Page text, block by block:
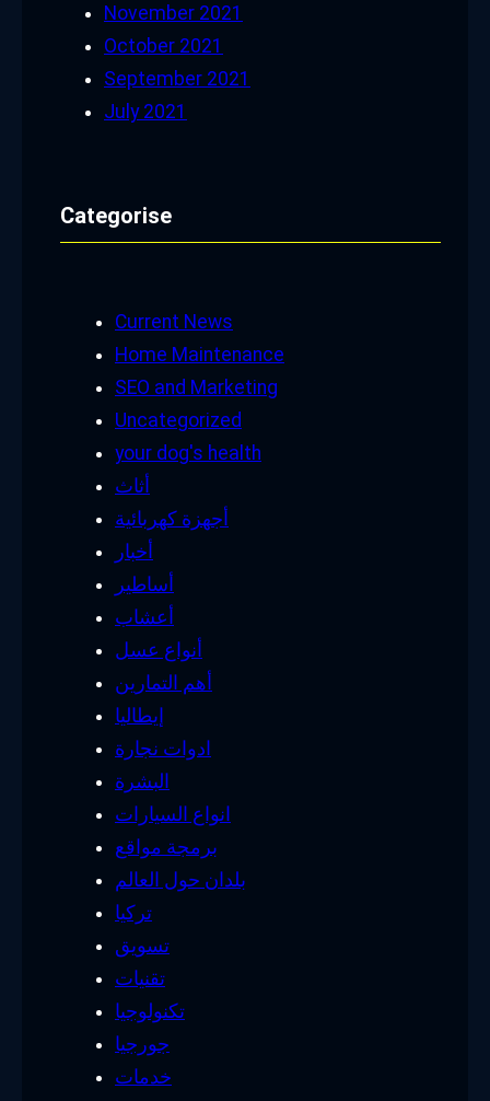
November 2021
October 2021
September 2021
July 2021
Categorise
Current News
Home Maintenance
SEO and Marketing
Uncategorized
your dog's health
أثاث
أجهزة كهربائية
أخبار
أساطير
أعشاب
أنواع عسل
أهم التمارين
إيطاليا
ادوات نجارة
البشرة
انواع السيارات
برمجة مواقع
بلدان حول العالم
تركيا
تسويق
تقنيات
تكنولوجيا
جورجيا
خدمات